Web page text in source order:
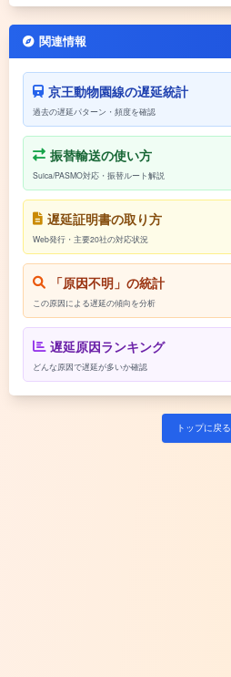
関連情報
京王動物園線の遅延統計
過去の遅延パターン・頻度を確認
振替輸送の使い方
Suica/PASMO対応・振替ルート解説
遅延証明書の取り方
Web発行・主要20社の対応状況
「原因不明」の統計
この原因による遅延の傾向を分析
遅延原因ランキング
どんな原因で遅延が多いか確認
トップに戻る